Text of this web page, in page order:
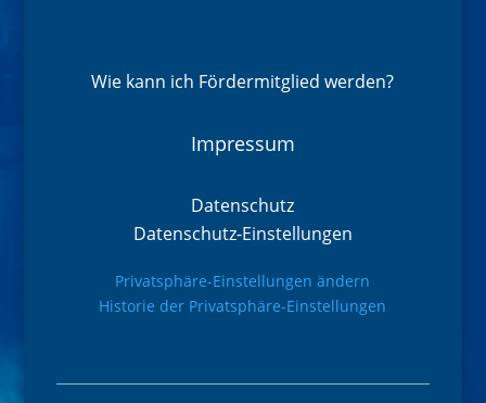
Wie kann ich Fördermitglied werden?
Impressum
Datenschutz
Datenschutz-Einstellungen
Privatsphäre-Einstellungen ändern
Historie der Privatsphäre-Einstellungen